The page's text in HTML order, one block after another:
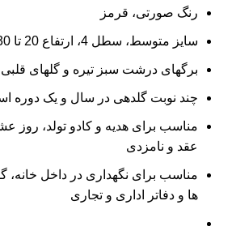
رنگ صورتی، قرمز
سایز متوسط، سطل 4، ارتفاع 20 تا 30 سانتیمتر
برگهای درشت سبز تیره و گلهای
چند نوبت گلدهی در سال و یک دوره
مناسب برای هدیه و کادو تولد، روز
عقد و نامزدی
مناسب برای نگهداری در داخل خانه،
ها و دفاتر اداری و تجاری